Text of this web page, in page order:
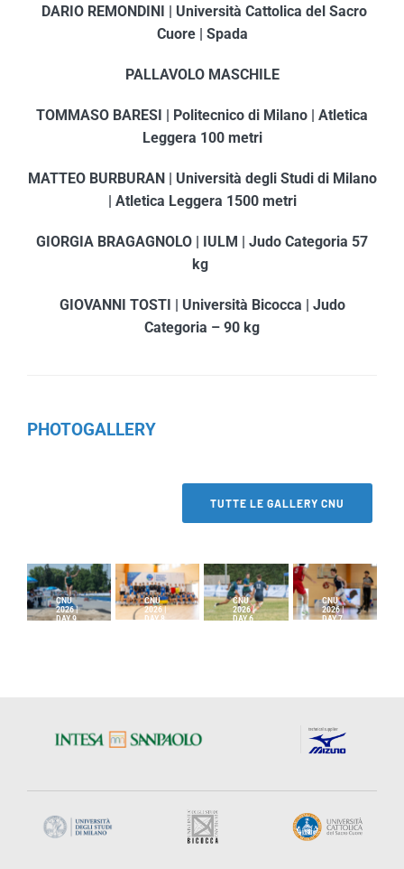
DARIO REMONDINI | Università Cattolica del Sacro
Cuore | Spada
PALLAVOLO MASCHILE
TOMMASO BARESI | Politecnico di Milano | Atletica
Leggera 100 metri
MATTEO BURBURAN | Università degli Studi di Milano
| Atletica Leggera 1500 metri
GIORGIA BRAGAGNOLO | IULM | Judo Categoria 57
kg
GIOVANNI TOSTI | Università Bicocca | Judo
Categoria – 90 kg
PHOTOGALLERY
TUTTE LE GALLERY CNU
CNU
2026 |
DAY 9
CNU
2026 |
DAY 8
CNU
2026 |
DAY 6
CNU
2026 |
DAY 7